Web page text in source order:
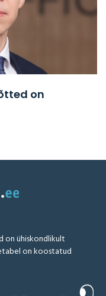
on
on ühiskondlikult
on koostatud